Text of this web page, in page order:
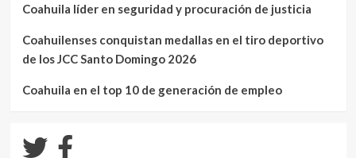
Coahuila líder en seguridad y procuración de justicia
Coahuilenses conquistan medallas en el tiro deportivo
de los JCC Santo Domingo 2026
Coahuila en el top 10 de generación de empleo